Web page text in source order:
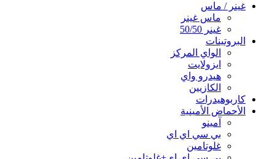
غينر / ماس
ماس غينر
غينر 50/50
البروتينات
الواي المركز
ايزولايت
هيدرو واي
الكازيين
كاربوهيدرات
الأحماض الأمينية
آمينو
بي سي اي اي
غلوتامين